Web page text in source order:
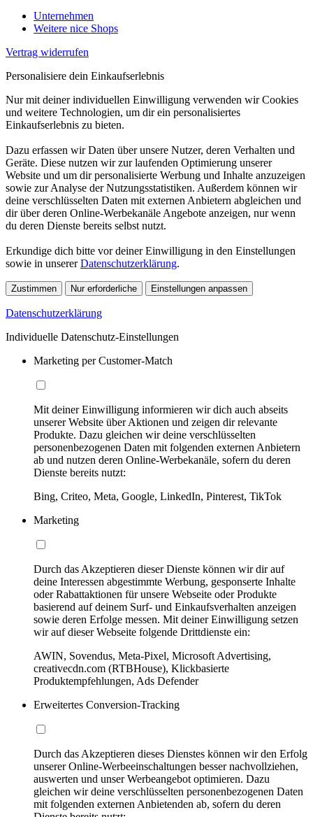
Unternehmen
Weitere nice Shops
Vertrag widerrufen
Personalisiere dein Einkaufserlebnis
Nur mit deiner individuellen Einwilligung verwenden wir Cookies
und weitere Technologien, um dir ein personalisiertes
Einkaufserlebnis zu bieten.
Dazu erfassen wir Daten über unsere Nutzer, deren Verhalten und
Geräte. Diese nutzen wir zur laufenden Optimierung unserer
Website und um dir personalisierte Werbung und Inhalte anzuzeigen
sowie zur Analyse der Nutzungsstatistiken. Außerdem können wir
deine verschlüsselten Daten mit externen Anbietern abgleichen und
dir über deren Online-Werbekanäle Angebote anzeigen, nur wenn
du deren Dienste bereits selbst nutzt.
Erkundige dich bitte vor deiner Einwilligung in den Einstellungen
sowie in unsererDatenschutzerklärung.
Zustimmen Nur erforderliche Einstellungen anpassen
Datenschutzerklärung
Individuelle Datenschutz-Einstellungen
Marketing per Customer-Match
Mit deiner Einwilligung informieren wir dich auch abseits
unserer Website über Aktionen und zeigen dir relevante
Produkte. Dazu gleichen wir deine verschlüsselten
personenbezogenen Daten mit folgenden externen Anbietern
ab und nutzen deren Online-Werbekanäle, sofern du deren
Dienste bereits nutzt:
Bing, Criteo, Meta, Google, LinkedIn, Pinterest, TikTok
Marketing
Durch das Akzeptieren dieser Dienste können wir dir auf
deine Interessen abgestimmte Werbung, gesponserte Inhalte
oder Rabattaktionen für unsere Webseite oder Produkte
basierend auf deinem Surf- und Einkaufsverhalten anzeigen
sowie deren Erfolge messen. Mit deiner Einwilligung setzen
wir auf dieser Webseite folgende Drittdienste ein:
AWIN, Sovendus, Meta-Pixel, Microsoft Advertising,
creativecdn.com (RTBHouse), Klickbasierte
Produktempfehlungen, Ads Defender
Erweitertes Conversion-Tracking
Durch das Akzeptieren dieses Dienstes können wir den Erfolg
unserer Online-Werbeeinschaltungen besser nachvollziehen,
auswerten und unser Werbeangebot optimieren. Dazu
gleichen wir deine verschlüsselten personenbezogenen Daten
mit folgenden externen Anbietenden ab, sofern du deren